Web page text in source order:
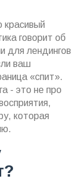
красивый
говорит об
для лендингов
ваш
«спит».
- это не про
которая